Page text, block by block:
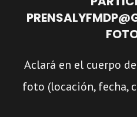
Aclará en el cuerpo
foto (locación, fecha,